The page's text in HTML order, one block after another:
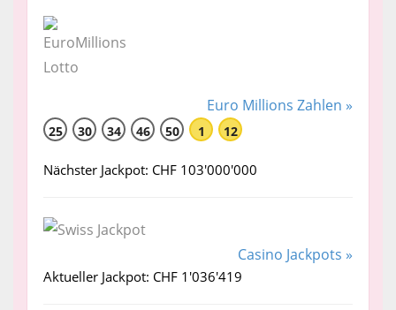
Euro Millions Zahlen »
25 30 34 46 50 1 12
Nächster Jackpot: CHF 103'000'000
Casino Jackpots »
Aktueller Jackpot: CHF 1'036'419